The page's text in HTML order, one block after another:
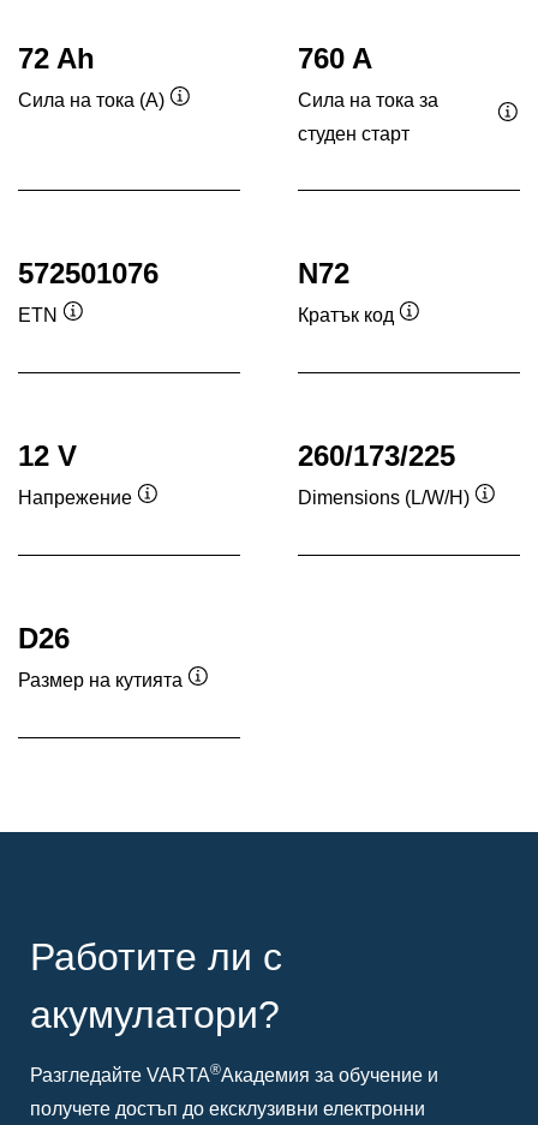
72 Ah
Сила на тока (A)
760 A
Сила на тока за
студен старт
572501076
ETN
N72
Кратък код
12 V
Напрежение
260/173/225
Dimensions (L/W/H)
D26
Размер на кутията
Работите ли с
акумулатори?
Разгледайте VARTA®Академия за обучение и
получете достъп до ексклузивни електронни